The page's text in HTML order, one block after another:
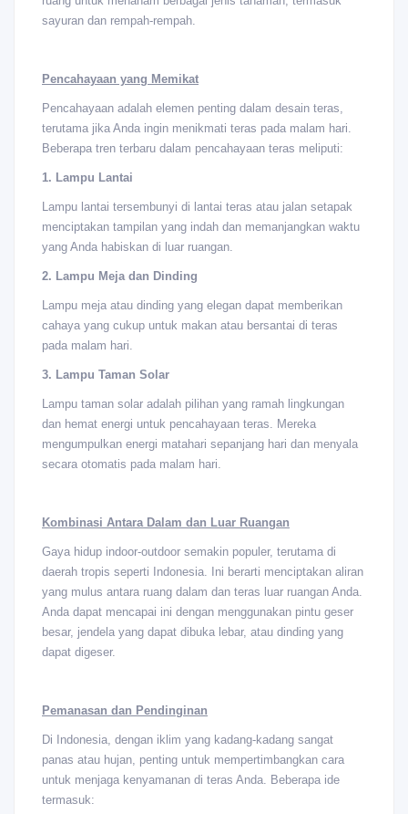
sayuran dan rempah-rempah.
Pencahayaan yang Memikat
Pencahayaan adalah elemen penting dalam desain teras,
terutama jika Anda ingin menikmati teras pada malam hari.
Beberapa tren terbaru dalam pencahayaan teras meliputi:
1. Lampu Lantai
Lampu lantai tersembunyi di lantai teras atau jalan setapak
menciptakan tampilan yang indah dan memanjangkan waktu
yang Anda habiskan di luar ruangan.
2. Lampu Meja dan Dinding
Lampu meja atau dinding yang elegan dapat memberikan
cahaya yang cukup untuk makan atau bersantai di teras
pada malam hari.
3. Lampu Taman Solar
Lampu taman solar adalah pilihan yang ramah lingkungan
dan hemat energi untuk pencahayaan teras. Mereka
mengumpulkan energi matahari sepanjang hari dan menyala
secara otomatis pada malam hari.
Kombinasi Antara Dalam dan Luar Ruangan
Gaya hidup indoor-outdoor semakin populer, terutama di
daerah tropis seperti Indonesia. Ini berarti menciptakan aliran
yang mulus antara ruang dalam dan teras luar ruangan Anda.
Anda dapat mencapai ini dengan menggunakan pintu geser
besar, jendela yang dapat dibuka lebar, atau dinding yang
dapat digeser.
Pemanasan dan Pendinginan
Di Indonesia, dengan iklim yang kadang-kadang sangat
panas atau hujan, penting untuk mempertimbangkan cara
untuk menjaga kenyamanan di teras Anda. Beberapa ide
termasuk: